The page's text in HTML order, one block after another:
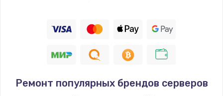
Ремонт популярных брендов серверов